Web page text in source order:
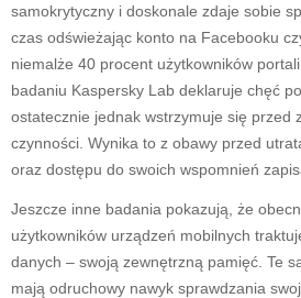
samokrytyczny i doskonale zdaje sobie
czas odświeżając konto na Facebooku
niemalże 40 procent użytkowników
badaniu Kaspersky Lab deklaruje chęć
ostatecznie jednak wstrzymuje się przed
czynności. Wynika to z obawy przed
oraz dostępu do swoich wspomnień
Jeszcze inne badania pokazują, że
użytkowników urządzeń mobilnych
danych – swoją zewnętrzną pamięć. Te
mają odruchowy nawyk sprawdzania